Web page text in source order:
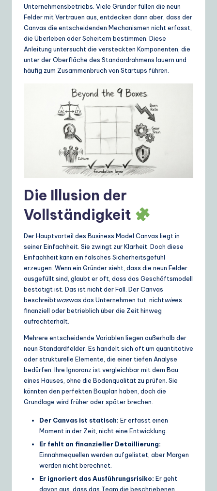
ly
G
ui
d
ft
w
S
o
lu
o
Unternehmensbetriebs. Viele Gründer füllen die neun
Felder mit Vertrauen aus, entdecken dann aber, dass der
Canvas die entscheidenden Mechanismen nicht erfasst,
die Überleben oder Scheitern bestimmen. Diese
Anleitung untersucht die versteckten Komponenten, die
unter der Oberfläche des Standardrahmens lauern und
häufig zum Zusammenbruch von Startups führen.
Die Illusion der
Vollständigkeit
Der Hauptvorteil des Business Model Canvas liegt in
seiner Einfachheit. Sie zwingt zur Klarheit. Doch diese
Einfachheit kann ein falsches Sicherheitsgefühl
erzeugen. Wenn ein Gründer sieht, dass die neun Felder
ausgefüllt sind, glaubt er oft, dass das Geschäftsmodell
bestätigt ist. Das ist nicht der Fall. Der Canvas
beschreibtwaswas das Unternehmen tut, nichtwiees
finanziell oder betrieblich über die Zeit hinweg
aufrechterhält.
Mehrere entscheidende Variablen liegen außerhalb der
neun Standardfelder. Es handelt sich oft um quantitative
oder strukturelle Elemente, die einer tiefen Analyse
bedürfen. Ihre Ignoranz ist vergleichbar mit dem Bau
eines Hauses, ohne die Bodenqualität zu prüfen. Sie
könnten den perfekten Bauplan haben, doch die
Grundlage wird früher oder später brechen.
Der Canvas ist statisch: Er erfasst einen
Moment in der Zeit, nicht eine Entwicklung.
Er fehlt an finanzieller Detaillierung:
Einnahmequellen werden aufgelistet, aber Margen
werden nicht berechnet.
Er ignoriert das Ausführungsrisiko: Er geht
davon aus, dass das Team die beschriebenen